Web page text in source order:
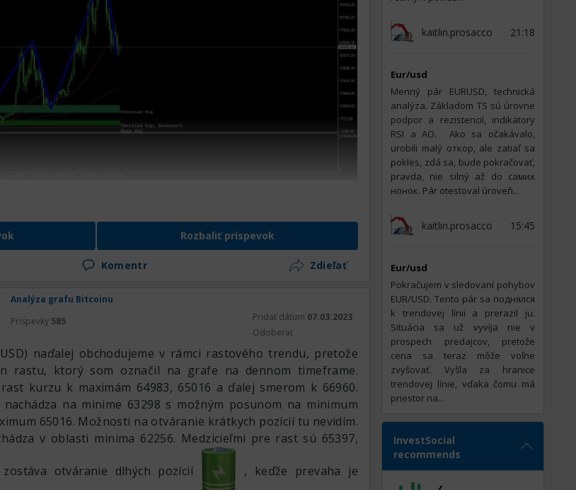
dlhodobý rastový trend, ktorý sa s najväčšou
tejto klesajúcej korekcii.
vlnu nadol na dennom grafe. Je to tá klesajúca vlna z
Rozbaliť príspevok
Komentr Zdieľať
Analýza grafu Bitcoinu
Príspevky 585 Pridať dátum 07.03.2023
Odoberať
naďalej obchodujeme v rámci rastového trendu, pretože
rastu, ktorý som označil na grafe na dennom timeframe.
kurzu k maximám 64983, 65016 a ďalej smerom k 66960.
na minime 63298 s možným posunom na minimum
65016. Možnosti na otváranie krátkych pozícií tu nevidím.
v oblasti minima 62256. Medzicieľmi pre rast sú 65397,
otváranie dlhých pozícií , keďže prevaha je
kaitlin.prosacco 21:18
Eur/usd
Menný pár EURUSD, technická
analýza. Základom TS sú úrovne
podpor a rezistencií, indikátory
RSI a AO. ​ Ako sa očakávalo,
urobili malý откор, ale zatiaľ sa
pokles, zdá sa, bude pokračovať,
pravda, nie silný až do самих
нонок. Pár otestoval úroveň...
kaitlin.prosacco 15:45
Eur/usd
Pokračujem v sledovaní pohybov
EUR/USD. Tento pár sa поднялся
k trendovej línii a prerazil ju.
Situácia sa už vyvíja nie v
prospech predajcov, pretože
cena sa teraz môže voľne
zvyšovať. Vyšla za hranice
trendovej línie, vďaka čomu má
priestor na...
InvestSocial
recommends